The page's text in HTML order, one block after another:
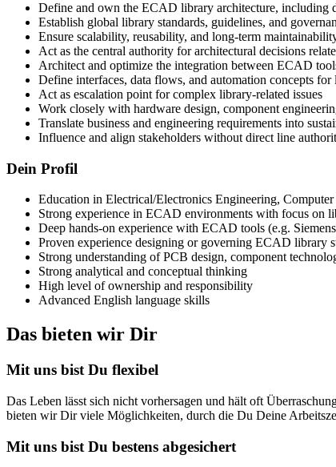
Define and own the ECAD library architecture, including
Establish global library standards, guidelines, and
Ensure scalability, reusability, and long-term
Act as the central authority for architectural decisions
Architect and optimize the integration between ECAD
Define interfaces, data flows, and automation concepts
Act as escalation point for complex library-related issues
Work closely with hardware design, component
Translate business and engineering requirements into
Influence and align stakeholders without direct line
Dein Profil
Education in Electrical/Electronics Engineering,
Strong experience in ECAD environments with focus on
Deep hands-on experience with ECAD tools (e.g.
Proven experience designing or governing ECAD library
Strong understanding of PCB design, component
Strong analytical and conceptual thinking
High level of ownership and responsibility
Advanced English language skills
Das bieten wir Dir
Mit uns bist Du flexibel
Das Leben lässt sich nicht vorhersagen und hält oft
bieten wir Dir viele Möglichkeiten, durch die Du Deine
Mit uns bist Du bestens abgesichert